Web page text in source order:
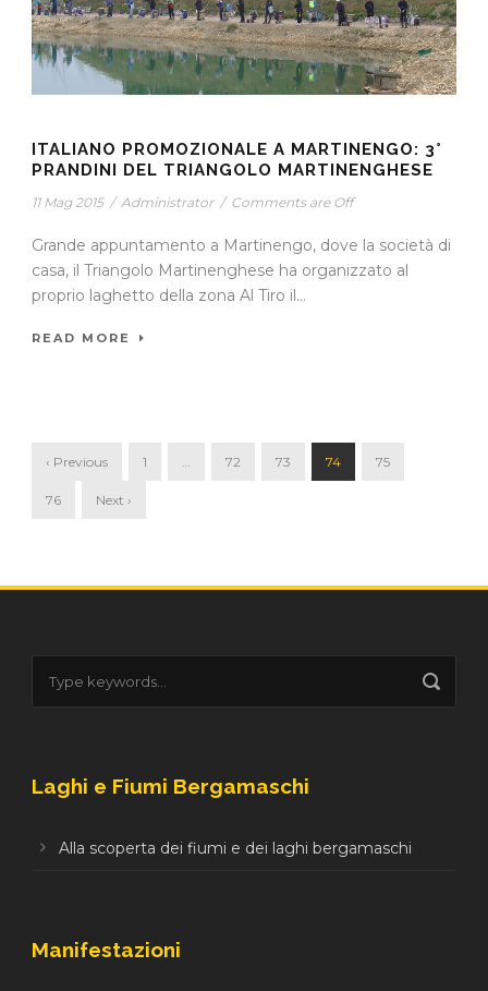
ITALIANO PROMOZIONALE A MARTINENGO: 3°
PRANDINI DEL TRIANGOLO MARTINENGHESE
11 Mag 2015 / Administrator / Comments are Off
Grande appuntamento a Martinengo, dove la società di
casa, il Triangolo Martinenghese ha organizzato al
proprio laghetto della zona Al Tiro il...
READ MORE
‹ Previous 1 72 73 74 75
76 Next ›
Laghi e Fiumi Bergamaschi
Alla scoperta dei fiumi e dei laghi bergamaschi
Manifestazioni